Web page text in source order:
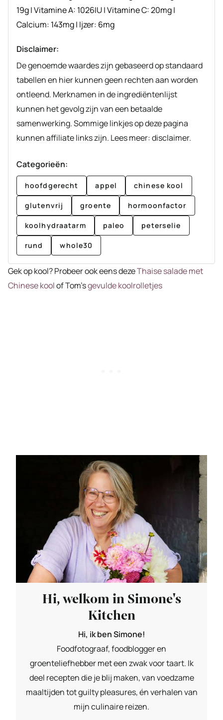
19g|Vitamine A: 1026IU|Vitamine C:20mg|
Calcium: 143mg| Ijzer: 6mg
Disclaimer:
De genoemde waardes zijn gebaseerd op standaard
tabellen en hier kunnen geen rechten aan worden
ontleend. Merknamen in de ingrediëntenlijst
kunnen het gevolg zijn van een betaalde
samenwerking. Sommige linkjes op deze pagina
kunnen affiliate links zijn. Lees meer: disclaimer.
Categorieën:
hoofdgerecht appel chinese kool
glutenvrij groente hormoonfactor
koolhydraatarm paleo peterselie
rund whole30
Gek op kool? Probeer ook eens dezeThaise salade met
Chinese koolof Tom’sgevulde koolrolletjes
Hi, welkom in Simone's
Kitchen
Hi, ik ben Simone!
Foodfotograaf, foodblogger en
groenteliefhebber met een zwak voor taart. Ik
deel recepten die je blij maken, van voedzame
maaltijden tot guilty pleasures, én verhalen van
mijn culinaire reizen.